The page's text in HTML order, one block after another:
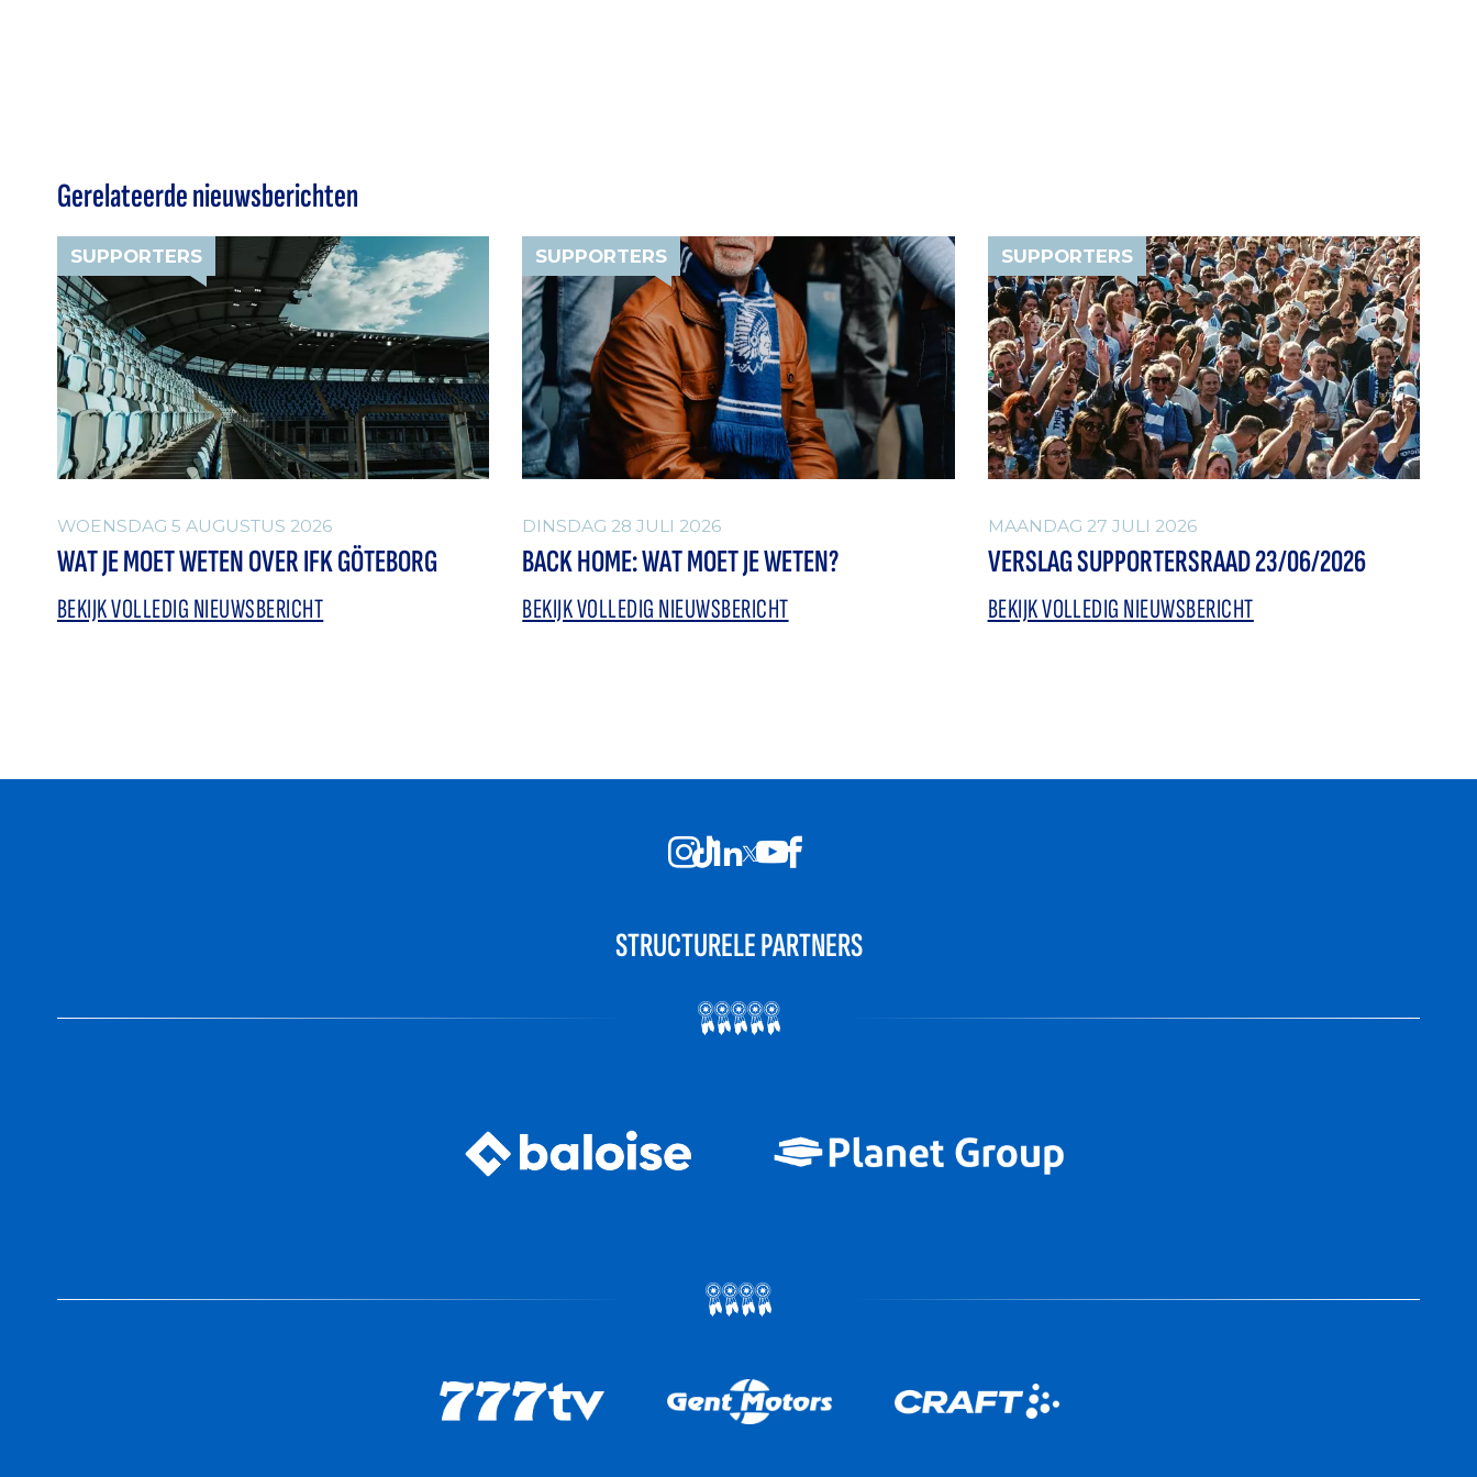
Gerelateerde nieuwsberichten
SUPPORTERS
WOENSDAG 5 AUGUSTUS 2026
WAT JE MOET WETEN OVER IFK GÖTEBORG
BEKIJK VOLLEDIG NIEUWSBERICHT
SUPPORTERS
DINSDAG 28 JULI 2026
BACK HOME: WAT MOET JE WETEN?
BEKIJK VOLLEDIG NIEUWSBERICHT
SUPPORTERS
MAANDAG 27 JULI 2026
VERSLAG SUPPORTERSRAAD 23/06/2026
BEKIJK VOLLEDIG NIEUWSBERICHT
STRUCTURELE PARTNERS